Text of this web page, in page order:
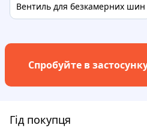
Вентиль для безкамерних шин
Спробуйте в
Гід покупця